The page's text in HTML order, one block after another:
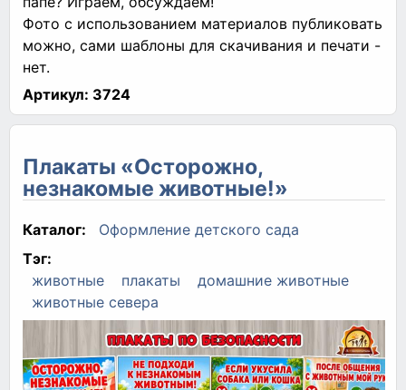
Фото с использованием материалов публиковать
можно, сами шаблоны для скачивания и печати -
нет.
Артикул: 3724
Плакаты «Осторожно,
незнакомые животные!»
Каталог:
Оформление детского сада
Тэг:
животные
плакаты
домашние животные
животные севера